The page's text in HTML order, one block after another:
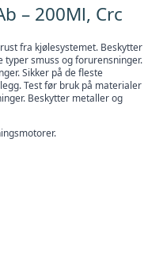
– 200Ml, Crc
fra kjølesystemet. Beskytter
typer smuss og forurensninger.
Sikker på de fleste
Test før bruk på materialer
Beskytter metaller og